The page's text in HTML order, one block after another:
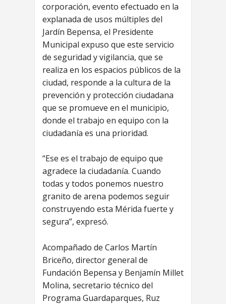
corporación, evento efectuado en la
explanada de usos múltiples del
Jardín Bepensa, el Presidente
Municipal expuso que este servicio
de seguridad y vigilancia, que se
realiza en los espacios públicos de la
ciudad, responde a la cultura de la
prevención y protección ciudadana
que se promueve en el municipio,
donde el trabajo en equipo con la
ciudadanía es una prioridad.
“Ese es el trabajo de equipo que
agradece la ciudadanía. Cuando
todas y todos ponemos nuestro
granito de arena podemos seguir
construyendo esta Mérida fuerte y
segura”, expresó.
Acompañado de Carlos Martín
Briceño, director general de
Fundación Bepensa y Benjamín Millet
Molina, secretario técnico del
Programa Guardaparques, Ruz